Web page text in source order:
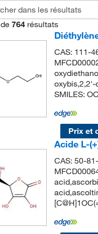
de 764 résultats
CAS: 111-
oxybis,2,2'-
SMILES:
Prix et
Acide L-
CAS: 50-